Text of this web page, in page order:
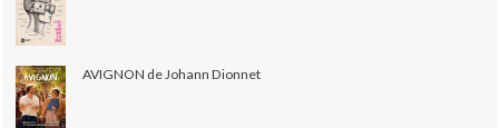
AVIGNON de Johann Dionnet